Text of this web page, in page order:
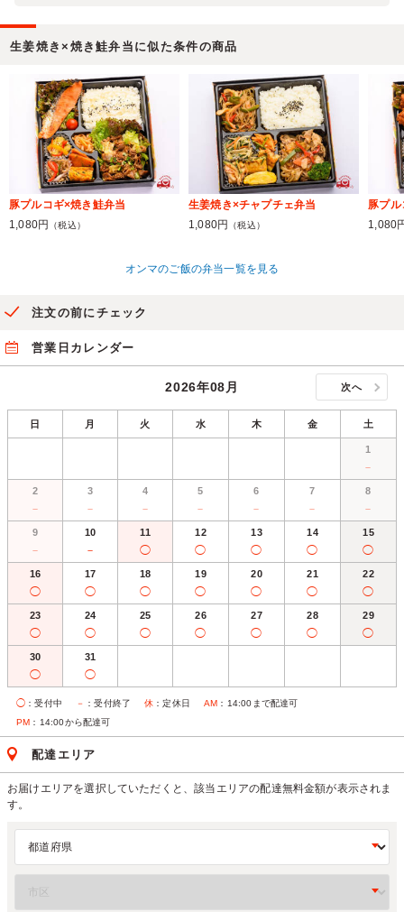
生姜焼き×焼き鮭弁当に似た条件の商品
豚プルコギ×焼き鮭弁当
1,080円
（税込）
生姜焼き×チャプチェ弁当
1,080円
（税込）
豚プル
1,080
オンマのご飯の弁当一覧を見る
注文の前にチェック
営業日カレンダー
2026年08月 次へ
日 月 火 水 木 金 土
1
－
2
－
3
－
4
－
5
－
6
－
7
－
8
－
9
－
10
－
11
◯
12
◯
13
◯
14
◯
15
◯
16
◯
17
◯
18
◯
19
◯
20
◯
21
◯
22
◯
23
◯
24
◯
25
◯
26
◯
27
◯
28
◯
29
◯
30
◯
31
◯
◯ ：受付中 － ：受付終了 休 ：定休日 AM ：14:00まで配達可
PM ：14:00から配達可
配達エリア
お届けエリアを選択していただくと、該当エリアの配達無料金額が表示されま
す。